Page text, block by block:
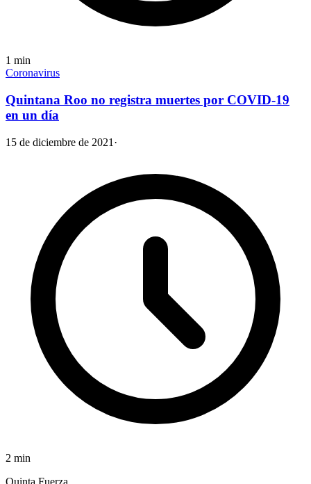
1 min
Coronavirus
Quintana Roo no registra muertes por COVID-19
en un día
15 de diciembre de 2021 ·
2 min
Quinta Fuerza